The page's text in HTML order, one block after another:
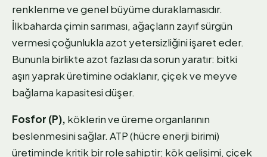
renklenme ve genel büyüme duraklamasıdır.
İlkbaharda çimin sarıması, ağaçların zayıf sürgün
vermesi çoğunlukla azot yetersizliğini işaret eder.
Bununla birlikte azot fazlası da sorun yaratır: bitki
aşırı yaprak üretimine odaklanır, çiçek ve meyve
bağlama kapasitesi düşer.
Fosfor (P), köklerin ve üreme organlarının
beslenmesini sağlar. ATP (hücre enerji birimi)
üretiminde kritik bir role sahiptir; kök gelişimi, çiçek